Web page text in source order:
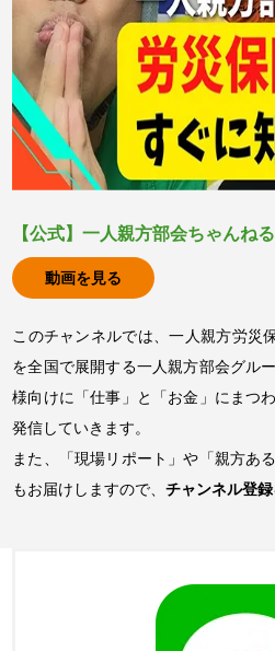
【公式】一人親方部会ちゃんねる
動画を見る
このチャンネルでは、一人親方労災
を全国で展開する一人親方部会グル
様向けに「仕事」と「お金」にまつ
発信していきます。
また、「現場リポート」や「親方あ
もお届けしますので、チャンネル登